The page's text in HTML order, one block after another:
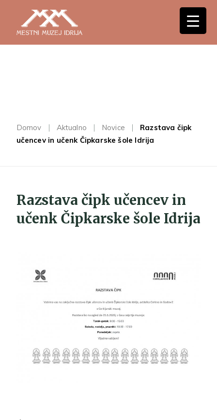
Domov Aktualno Novice
Razstava čipk
učencev in učenk Čipkarske šole Idrija
Razstava čipk učencev in
učenk Čipkarske šole Idrija